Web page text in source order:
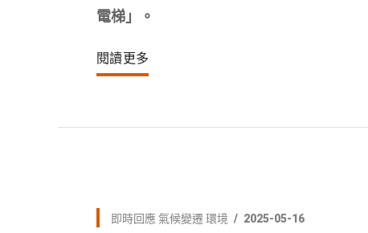
電梯」。
閱讀更多
即時回應氣候變遷 環境 2025-05-16